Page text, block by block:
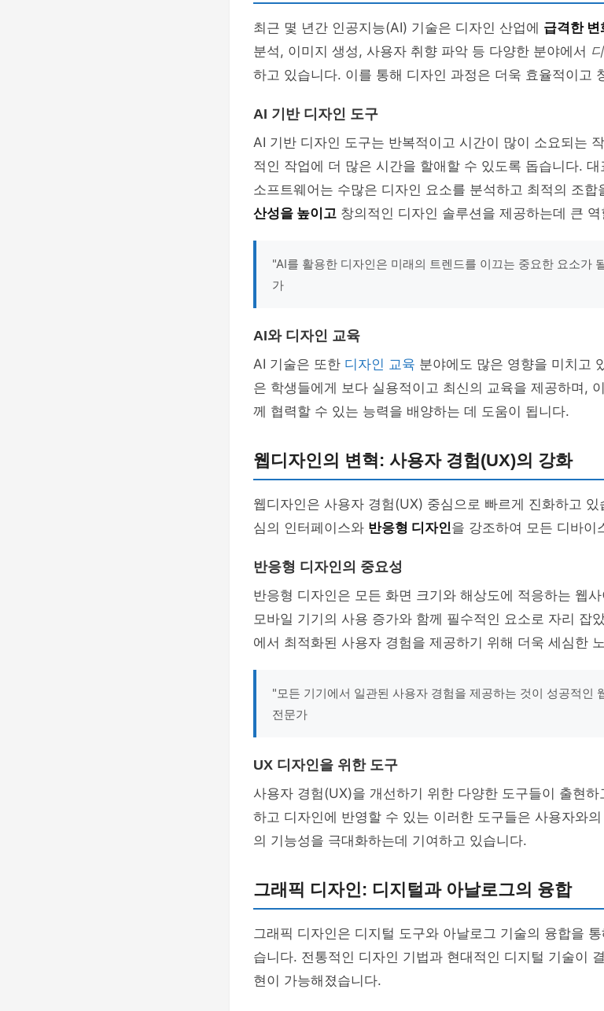
최근 몇 년간 인공지능(AI) 기술은 디자인 산업에 급격한
분석, 이미지 생성, 사용자 취향 파악 등 다양한 분야에서
하고 있습니다. 이를 통해 디자인 과정은 더욱 효율적이고
AI 기반 디자인 도구
AI 기반 디자인 도구는 반복적이고 시간이 많이 소요되는
적인 작업에 더 많은 시간을 할애할 수 있도록 돕습니다.
소프트웨어는 수많은 디자인 요소를 분석하고 최적의 조
산성을 높이고 창의적인 디자인 솔루션을 제공하는데 큰
"AI를 활용한 디자인은 미래의 트렌드를 이끄는 중요한 요소가
가
AI와 디자인 교육
AI 기술은 또한 디자인 교육 분야에도 많은 영향을 미치고
은 학생들에게 보다 실용적이고 최신의 교육을 제공하며,
께 협력할 수 있는 능력을 배양하는 데 도움이 됩니다.
웹디자인의 변혁: 사용자 경험(UX)의 강화
웹디자인은 사용자 경험(UX) 중심으로 빠르게 진화하고
심의 인터페이스와 반응형 디자인을 강조하여 모든 디바이
반응형 디자인의 중요성
반응형 디자인은 모든 화면 크기와 해상도에 적응하는 웹
모바일 기기의 사용 증가와 함께 필수적인 요소로 자리 잡
에서 최적화된 사용자 경험을 제공하기 위해 더욱 세심한
"모든 기기에서 일관된 사용자 경험을 제공하는 것이 성공적인
전문가
UX 디자인을 위한 도구
사용자 경험(UX)을 개선하기 위한 다양한 도구들이 출현
하고 디자인에 반영할 수 있는 이러한 도구들은 사용자와
의 기능성을 극대화하는데 기여하고 있습니다.
그래픽 디자인: 디지털과 아날로그의 융합
그래픽 디자인은 디지털 도구와 아날로그 기술의 융합을
습니다. 전통적인 디자인 기법과 현대적인 디지털 기술이
현이 가능해졌습니다.